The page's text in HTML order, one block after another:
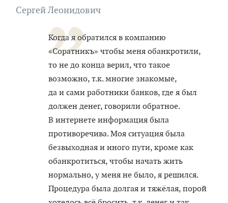
Сергей Леонидович
Когда я обратился в компанию
«Соратникъ» чтобы меня обанкротили,
то не до конца верил, что такое
возможно, т.к. многие знакомые,
да и сами работники банков, где я был
должен денег, говорили обратное.
В интернете информация была
противоречива. Моя ситуация была
безвыходная и иного пути, кроме как
обанкротиться, чтобы начать жить
нормально, у меня не было, я решился.
Процедура была долгая и тяжёлая, порой